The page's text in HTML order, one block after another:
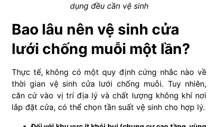
dụng đều cần vệ sinh
Bao lâu nên vệ sinh cửa
lưới chống muỗi một lần?
Thực tế, không có một quy định cứng nhắc nào về
thời gian vệ sinh cửa lưới chống muỗi. Tuy nhiên,
căn cứ vào vị trí địa lý và chất lượng không khí nơi
lắp đặt cửa, có thể chọn tần suất vệ sinh cho hợp lý.